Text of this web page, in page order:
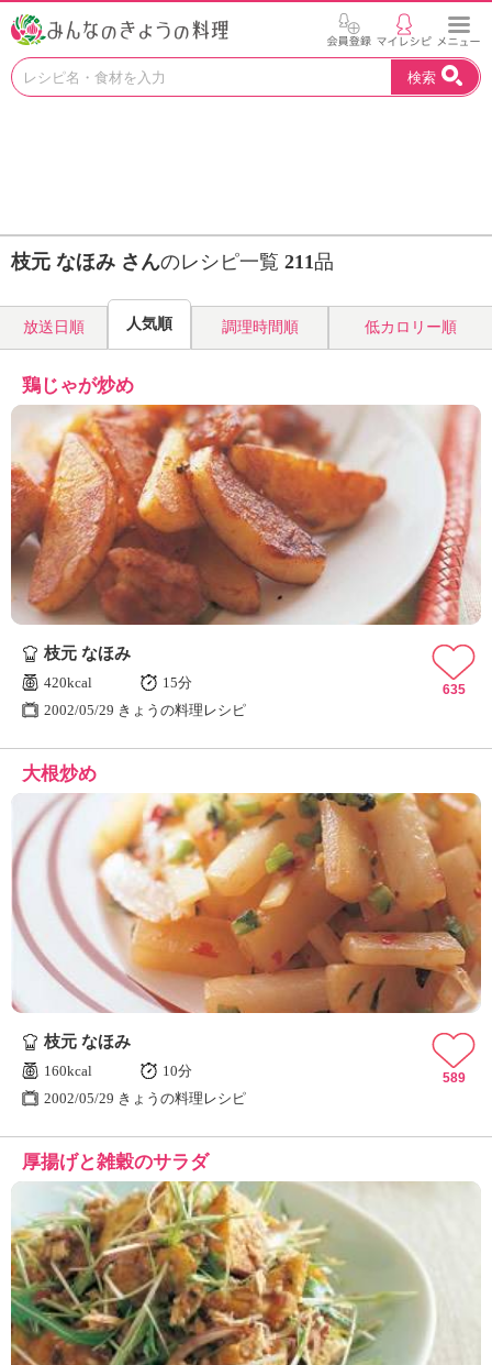
お
見
つ
よ
う
H
K
エ
デ
ュ
ケ
ー
シ
ョ
ナ
ん
の
ょ
う
の
料
理
」
検索
枝元 なほみ さんのレシピ一覧 211品
放送日順 人気順 調理時間順 低カロリー順
鶏じゃが炒め
枝元 なほみ
420kcal
15分
2002/05/29 きょうの料理レシピ
635
大根炒め
枝元 なほみ
160kcal
10分
2002/05/29 きょうの料理レシピ
589
厚揚げと雑穀のサラダ